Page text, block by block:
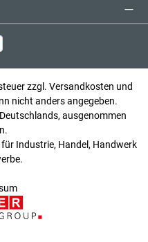
zzgl. Versandkosten und
nicht anders angegeben.
ausgenommen
Industrie, Handel, Handwerk